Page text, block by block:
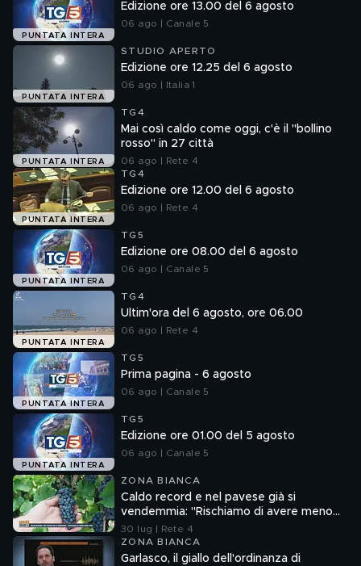
PUNTATA INTERA
Edizione ore 13.00 del 6 agosto
06 ago | Canale 5
PUNTATA INTERA
STUDIO APERTO
Edizione ore 12.25 del 6 agosto
06 ago | Italia 1
PUNTATA INTERA
TG4
Mai così caldo come oggi, c'è il "bollino
rosso" in 27 città
06 ago | Rete 4
PUNTATA INTERA
TG4
Edizione ore 12.00 del 6 agosto
06 ago | Rete 4
PUNTATA INTERA
TG5
Edizione ore 08.00 del 6 agosto
06 ago | Canale 5
PUNTATA INTERA
TG4
Ultim'ora del 6 agosto, ore 06.00
06 ago | Rete 4
PUNTATA INTERA
TG5
Prima pagina - 6 agosto
06 ago | Canale 5
PUNTATA INTERA
TG5
Edizione ore 01.00 del 5 agosto
06 ago | Canale 5
ZONA BIANCA
Caldo record e nel pavese già si
vendemmia: "Rischiamo di avere meno
vino"
30 lug | Rete 4
ZONA BIANCA
Garlasco, il giallo dell'ordinanza di